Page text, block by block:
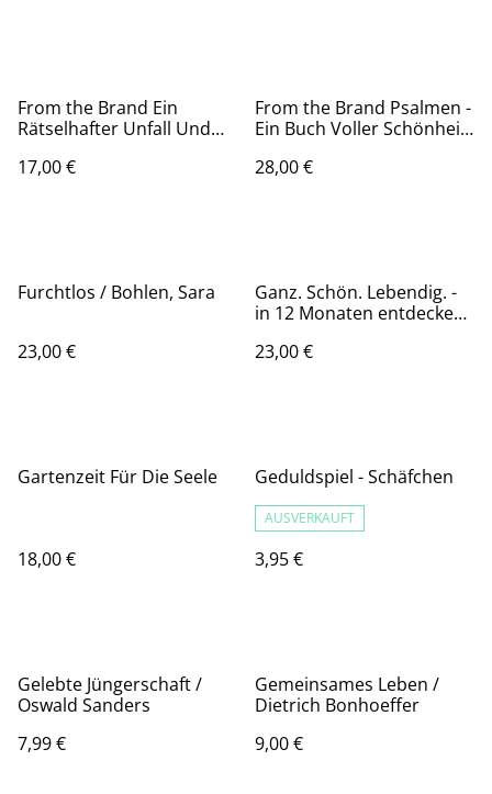
From the Brand Ein
Rätselhafter Unfall Und
17,00 €
From the Brand Psalmen -
Ein Buch Voller Schönheit,
28,00 €
Furchtlos / Bohlen, Sara
23,00 €
Ganz. Schön. Lebendig. -
in 12 Monaten entdecken
/ Stennie
23,00 €
Gartenzeit Für Die Seele
18,00 €
Geduldspiel - Schäfchen
AUSVERKAUFT
3,95 €
Gelebte Jüngerschaft /
Oswald Sanders
7,99 €
Gemeinsames Leben /
Dietrich Bonhoeffer
9,00 €